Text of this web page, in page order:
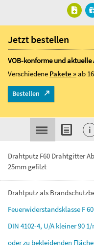
Drahtputz F60 Drahtgitter
25mm gefilzt
Drahtputzals
Feuerwiderstandsklasse F60
DIN 4102-4, U/A kleiner90 1/
oderzu bekleidenden Fläche
Jetzt bestellen
VOB-konforme und
Verschiedene Pakete »ab
Bestellen
i